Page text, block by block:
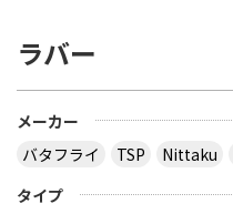
ラバー
メーカー
バタフライ
TSP Nittaku
タイプ